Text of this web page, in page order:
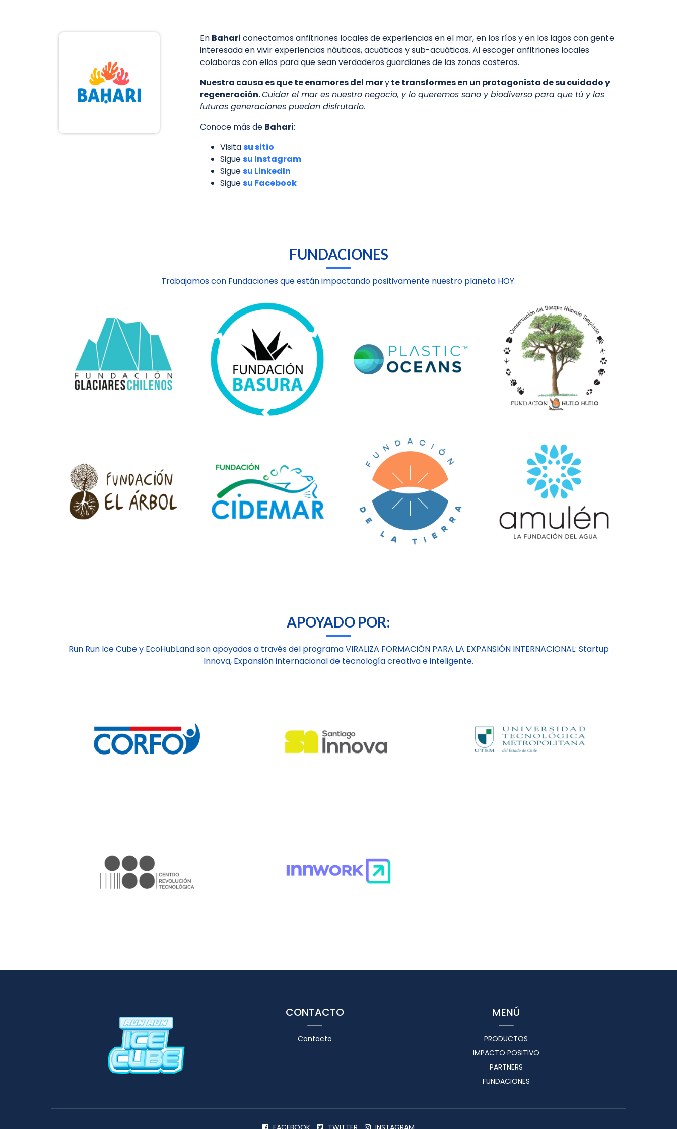
En Bahari conectamos anfitriones locales de experiencias en el mar, en los ríos y en los lagos con gente
interesada en vivir experiencias náuticas, acuáticas y sub-acuáticas. Al escoger anfitriones locales
colaboras con ellos para que sean verdaderos guardianes de las zonas costeras.
Nuestra causa es que te enamores del maryte transformes en un protagonista de su cuidadoy
regeneración.Cuidar el mar es nuestro negocio, y lo queremos sano y biodiverso para que tú y las
futuras generaciones puedan disfrutarlo.
Conoce más de Bahari:
Visitasu sitio
Siguesu Instagram
Siguesu LinkedIn
Siguesu Facebook
FUNDACIONES
Trabajamos con Fundaciones que están impactando positivamente nuestro planeta HOY.
APOYADO POR:
Run Run Ice Cube y EcoHubLand son apoyados a través del programa VIRALIZA FORMACIÓN PARA LA EXPANSIÓN INTERNACIONAL: Startup
Innova, Expansión internacional de tecnología creativa e inteligente.
CONTACTO
Contacto
MENÚ
PRODUCTOS
IMPACTO POSITIVO
PARTNERS
FUNDACIONES